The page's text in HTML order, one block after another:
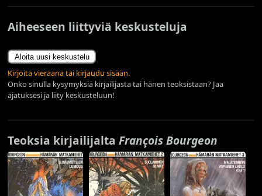
Aiheeseen liittyviä keskusteluja
Aloita uusi keskustelu
Kirjoita vieraana tai kirjaudu sisään.
Onko sinulla kysymyksiä kirjailijasta tai hänen teoksistaan? Jaa
ajatuksesi ja liity keskusteluun!
Teoksia kirjailijaltaFrançois Bourgeon